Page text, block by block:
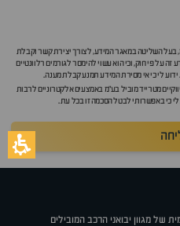
בעל השליטה במאגר המידע, לצורך יצירת קשר וקבלת
זה על פי חוק, וכי הוא עשוי להימסר לגורמים רלוונטיים
לי כי אי מסירת המידע תמנע קבלת מענה.
מטרייד מוביל בע"מ באמצעים אלקטרוניים לרבות
של מגוון יבואני הרכב המובילים